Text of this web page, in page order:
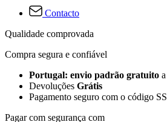
Contacto
Qualidade comprovada
Compra segura e confiável
Portugal: envio padrão gratuito
Devoluções Grátis
Pagamento seguro com o código
Pagar com segurança com